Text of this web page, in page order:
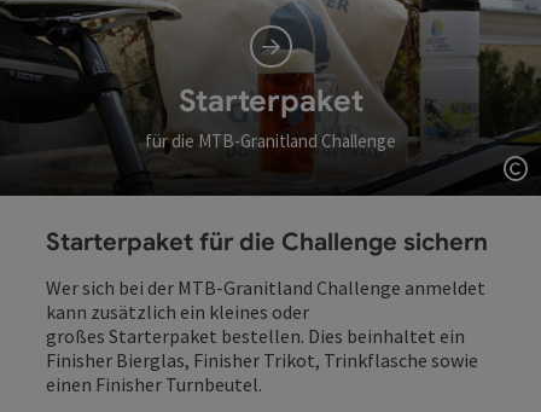
Starterpaket
für die MTB-Granitland Challenge
Starterpaket für die Challenge sichern
Wer sich bei der MTB-Granitland Challenge anmeldet
kann zusätzlich ein kleines oder
großes Starterpaket bestellen. Dies beinhaltet ein
Finisher Bierglas, Finisher Trikot, Trinkflasche sowie
einen Finisher Turnbeutel.